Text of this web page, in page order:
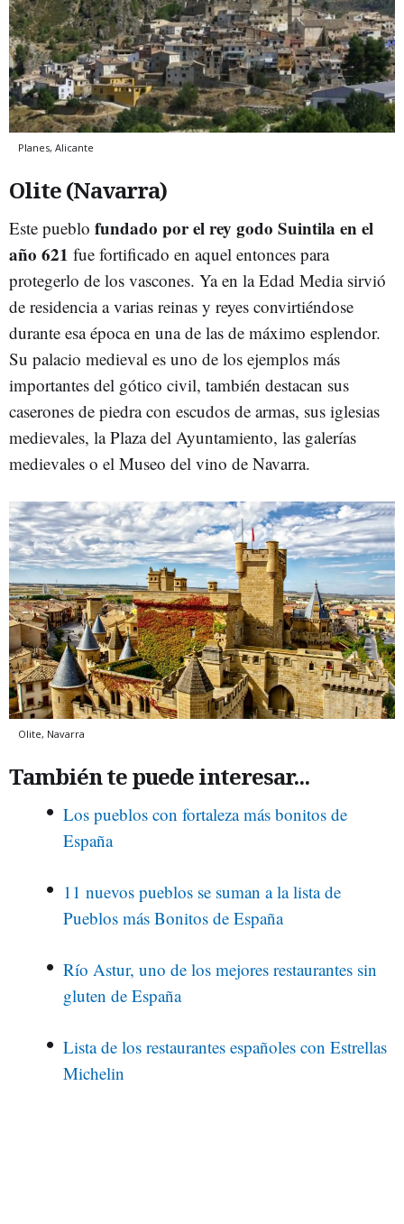
Planes, Alicante
Olite (Navarra)
Este pueblo fundado por el rey godo Suintila en el
año 621 fue fortificado en aquel entonces para
protegerlo de los vascones. Ya en la Edad Media sirvió
de residencia a varias reinas y reyes convirtiéndose
durante esa época en una de las de máximo esplendor.
Su palacio medieval es uno de los ejemplos más
importantes del gótico civil, también destacan sus
caserones de piedra con escudos de armas, sus iglesias
medievales, la Plaza del Ayuntamiento, las galerías
medievales o el Museo del vino de Navarra.
Olite, Navarra
También te puede interesar...
Los pueblos con fortaleza más bonitos de
España
11 nuevos pueblos se suman a la lista de
Pueblos más Bonitos de España
Río Astur, uno de los mejores restaurantes sin
gluten de España
Lista de los restaurantes españoles con Estrellas
Michelin